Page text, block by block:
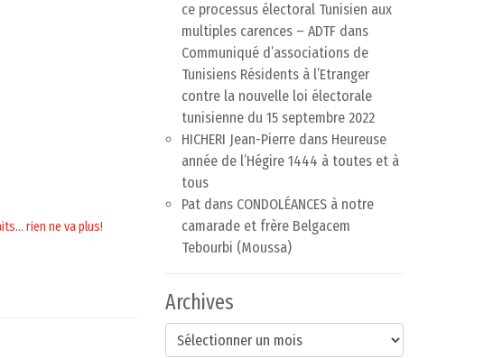
rien ne va plus!
ce processus électoral Tunisien aux
multiples carences – ADTF dans
Communiqué d’associations de
Tunisiens Résidents à l’Etranger
contre la nouvelle loi électorale
tunisienne du 15 septembre 2022
HICHERI Jean-Pierre dans Heureuse
année de l’Hégire 1444 à toutes et à
tous
Pat dans CONDOLÉANCES à notre
camarade et frère Belgacem
Tebourbi (Moussa)
Archives
Archives